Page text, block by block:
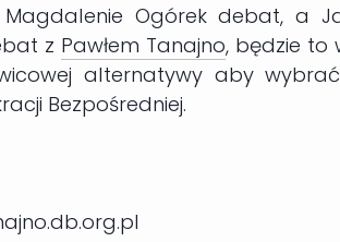
Magdalenie Ogórek debat, a
z Pawłem Tanajno, będzie to
alternatywy aby
Bezpośredniej.